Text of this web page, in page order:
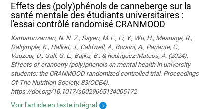
Effets des (poly)phénols de canneberge sur la
santé mentale des étudiants universitaires :
l'essai contrôlé randomisé CRANMOOD
Kamarunzaman, N. N. Z., Sayec, M. L., Li, Y., Wu, H., Mesnage, R.,
Dalrymple, K., Halket, J., Caldwell, A., Borsini, A., Pariante, C.,
Vauzour, D., Gall, G. L., Bajka, B., & Rodriguez-Mateos, A. (2024).
Effects of cranberry (poly)phenols on mental health in university
students: the CRANMOOD randomized controlled trial. Proceedings
Of The Nutrition Society, 83(OCE4).
https://doi.org/10.1017/s0029665124005172
Voir l'article en texte intégral